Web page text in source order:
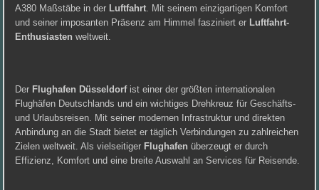
A380 Maßstäbe in der Luftfahrt . Mit seinem einzigartigen Komfort
und seiner imposanten Präsenz am Himmel fasziniert er Luftfahrt-
Enthusiasten weltweit.
Der Flughafen Düsseldorfist einer der größten internationalen
Flughäfen Deutschlands und ein wichtiges Drehkreuz für Geschäfts-
und Urlaubsreisen. Mit seiner modernen Infrastruktur und direkten
Anbindung an die Stadt bietet er täglich Verbindungen zu zahlreichen
Zielen weltweit. Als vielseitiger Flughafen überzeugt er durch
Effizienz, Komfort und eine breite Auswahl an Services für Reisende.